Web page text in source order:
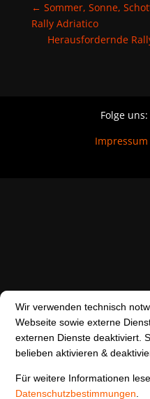
← Sommer, Sonne,
Rally Adriatico
Herausfordernde
Impressum
Wir verwenden technisch
Webseite sowie externe
externen Dienste deaktiviert.
belieben aktivieren &
Für weitere Informationen
Datenschutzbestimmungen